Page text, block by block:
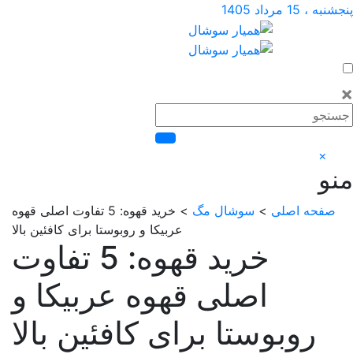
1405
اصلی>سوشال مگ
> خرید قهوه: 5 تفاوت اصلی قهوه
عربیکا و روبوستا برای کافئین بالا
خرید قهوه: 5 تفاوت
اصلی قهوه عربیکا و
روبوستا برای کافئین بالا